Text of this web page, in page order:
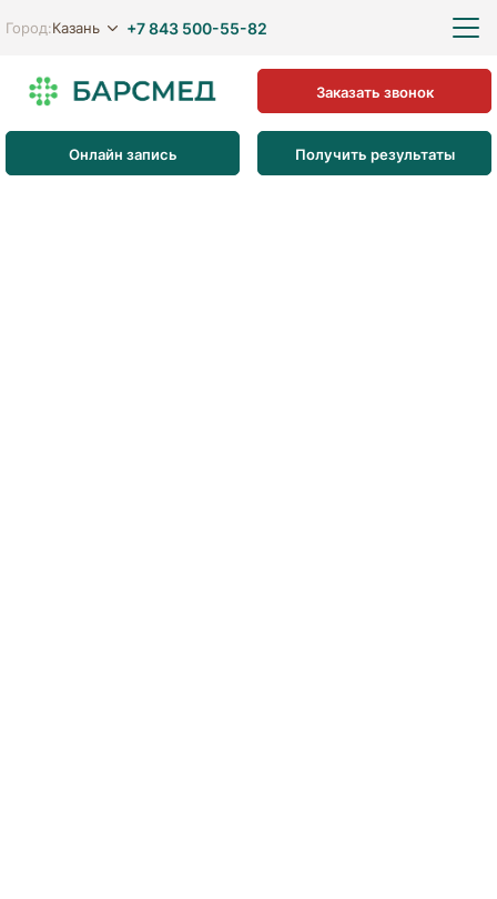
Город:Казань +7 843 500-55-82
Онлайн запись Получить результаты
Заказать звонок